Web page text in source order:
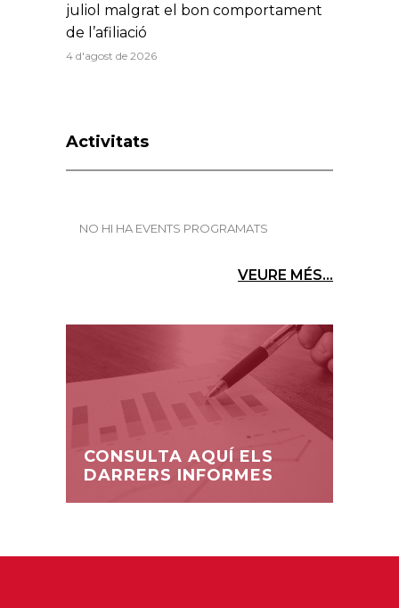
juliol malgrat el bon comportament
de l’afiliació
4 d'agost de 2026
Activitats
NO HI HA EVENTS PROGRAMATS
VEURE MÉS...
CONSULTA AQUÍ ELS
DARRERS INFORMES